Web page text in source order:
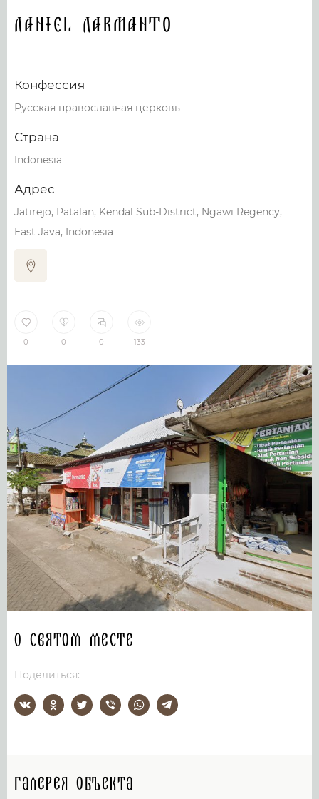
Daniel Darmanto
Конфессия
Русская православная церковь
Страна
Indonesia
Адрес
Jatirejo, Patalan, Kendal Sub-District, Ngawi Regency,
East Java, Indonesia
0 0 0 133
О святом месте
Поделиться:
Галерея объекта